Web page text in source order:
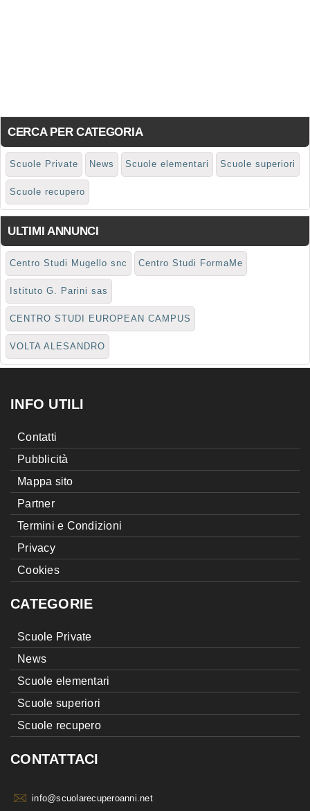
CERCA PER CATEGORIA
Scuole Private News Scuole elementari Scuole superiori
Scuole recupero
ULTIMI ANNUNCI
Centro Studi Mugello snc Centro Studi FormaMe
Istituto G. Parini sas
CENTRO STUDI EUROPEAN CAMPUS
VOLTA ALESANDRO
INFO UTILI
Contatti
Pubblicità
Mappa sito
Partner
Termini e Condizioni
Privacy
Cookies
CATEGORIE
Scuole Private
News
Scuole elementari
Scuole superiori
Scuole recupero
CONTATTACI
info@scuolarecuperoanni.net